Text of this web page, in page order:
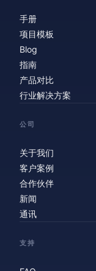
手册
项目模板
Blog
指南
产品对比
行业解决方案
公司
关于我们
客户案例
合作伙伴
新闻
通讯
支持